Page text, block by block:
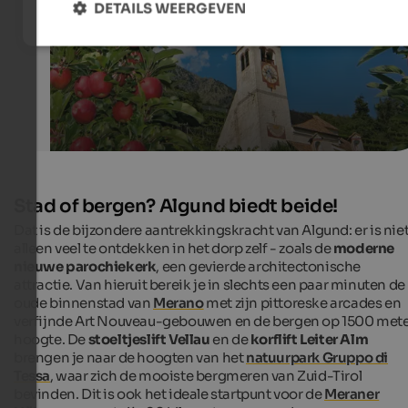
Stad of bergen? Algund biedt beide!
Dat is de bijzondere aantrekkingskracht van Algund: er is
alleen veel te ontdekken in het dorp zelf - zoals demoderne
nieuwe parochiekerk, een gevierde architectonische
attractie. Van hieruit bereik je in slechts een paar minuten de
oude binnenstad van Meranomet zijn pittoreske arcades en
verfijnde Art Nouveau-gebouwen en de bergen op 1500
hoogte. Destoeltjeslift Vellau en dekorflift Leiter Alm
brengen je naar de hoogten van hetnatuurpark Gruppo di
Tessa, waar zich de mooiste bergmeren van Zuid-Tirol
bevinden. Dit is ook het ideale startpunt voor deMeraner
DETAILS WEERGEVEN